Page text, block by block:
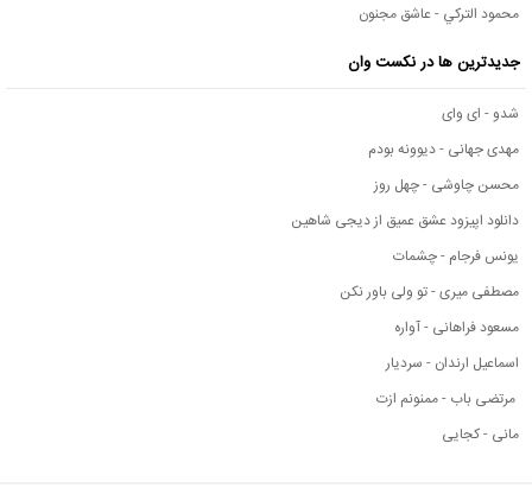
محمود التركي - عاشق مجنون
جدیدترین ها در نکست وان
شدو - ای وای
مهدی جهانی - دیوونه بودم
محسن چاوشی - چهل روز
دانلود اپیزود عشق عمیق از دیجی شاهین
یونس فرجام - چشمات
مصطفی میری - تو ولی باور نکن
مسعود فراهانی - آواره
اسماعیل ارندان - سردیار
مرتضی باب - ممنونم ازت
مانی - کجایی